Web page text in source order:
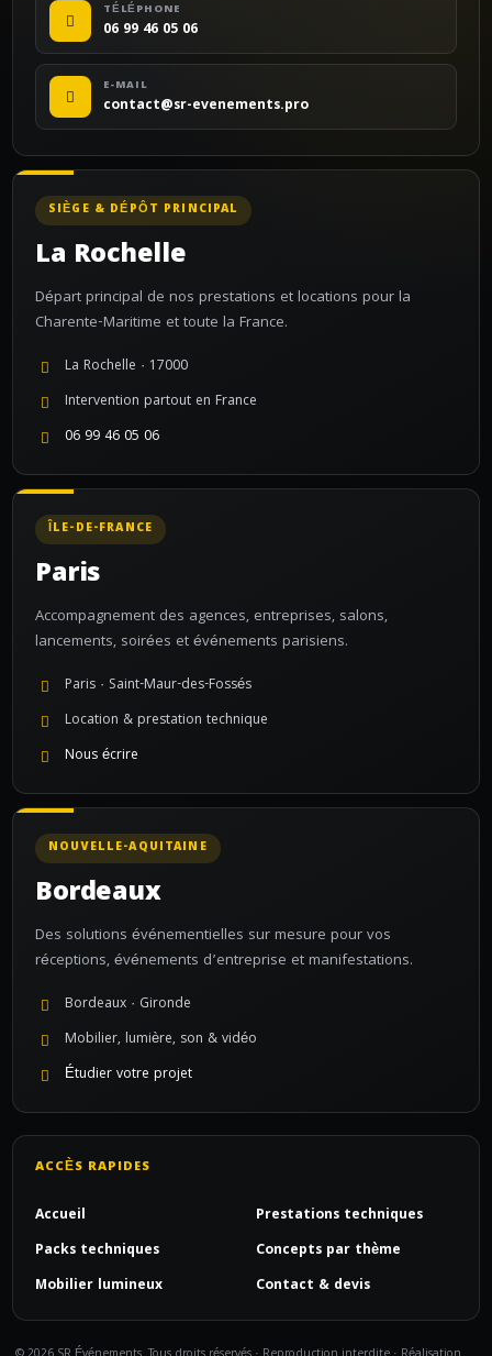
TÉLÉPHONE
06 99 46 05 06
E-MAIL
contact@sr-evenements.pro
SIÈGE & DÉPÔT PRINCIPAL
La Rochelle
Départ principal de nos prestations et locations pour la
Charente-Maritime et toute la France.
La Rochelle · 17000
Intervention partout en France
06 99 46 05 06
ÎLE-DE-FRANCE
Paris
Accompagnement des agences, entreprises, salons,
lancements, soirées et événements parisiens.
Paris · Saint-Maur-des-Fossés
Location & prestation technique
Nous écrire
NOUVELLE-AQUITAINE
Bordeaux
Des solutions événementielles sur mesure pour vos
réceptions, événements d’entreprise et manifestations.
Bordeaux · Gironde
Mobilier, lumière, son & vidéo
Étudier votre projet
ACCÈS RAPIDES
Accueil
Prestations techniques
Packs techniques
Concepts par thème
Mobilier lumineux
Contact & devis